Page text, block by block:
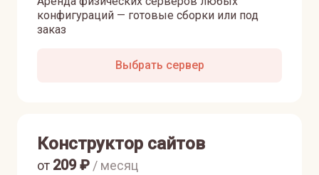
конфигураций — готовые сборки или под
заказ
Выбрать сервер
Конструктор сайтов
от 209₽ / месяц